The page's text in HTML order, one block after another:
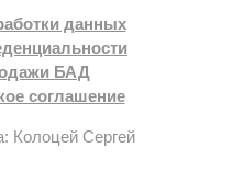
данных
БАД
соглашение
Колоцей Сергей